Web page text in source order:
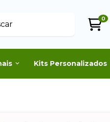
0
Kits Personalizados